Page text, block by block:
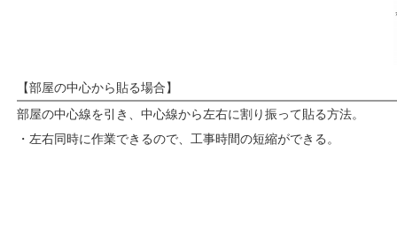
【部屋の中心から貼る場合】
部屋の中心線を引き、中心線から左右に割り振って貼る方法。
・左右同時に作業できるので、工事時間の短縮ができる。